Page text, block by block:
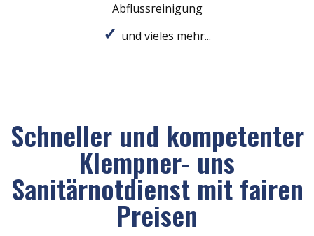
Abflussreinigung
und vieles mehr...
Schneller und kompetenter
Klempner- uns
Sanitärnotdienst mit fairen
Preisen